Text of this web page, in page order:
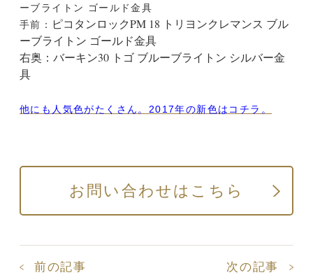
ーブライトン ゴールド金具
手前：
ピコタンロックPM 18 トリヨンクレマンス ブル
ーブライトン ゴールド金具
右奥：バーキン30 トゴ ブルーブライトン シルバー金
具
他にも人気色がたくさん。2017年の新色はコチラ。
お問い合わせはこちら
前の記事 次の記事